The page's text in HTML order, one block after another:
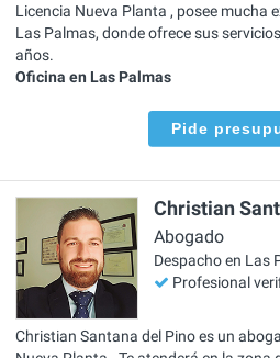
Licencia Nueva Planta , posee mucha
Las Palmas, donde ofrece sus
años.
Oficina en Las Palmas
Pide
Christian
Abogado
Despacho en Las
Profesional
Christian Santana del Pino es un